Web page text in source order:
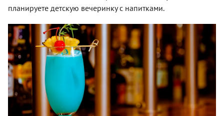
планируете детскую вечеринку с напитками.